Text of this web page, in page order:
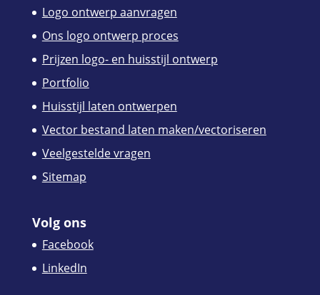
Logo ontwerp aanvragen
Ons logo ontwerp proces
Prijzen logo- en huisstijl ontwerp
Portfolio
Huisstijl laten ontwerpen
Vector bestand laten maken/vectoriseren
Veelgestelde vragen
Sitemap
Volg ons
Facebook
LinkedIn